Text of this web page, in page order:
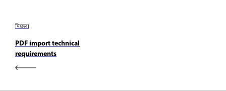
पिछला
PDF import technical
requirements